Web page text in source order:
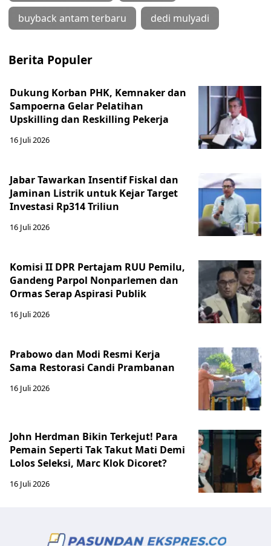
buyback antam terbaru dedi mulyadi
Berita Populer
Dukung Korban PHK, Kemnaker dan
Sampoerna Gelar Pelatihan
Upskilling dan Reskilling Pekerja
16 Juli 2026
Jabar Tawarkan Insentif Fiskal dan
Jaminan Listrik untuk Kejar Target
Investasi Rp314 Triliun
16 Juli 2026
Komisi II DPR Pertajam RUU Pemilu,
Gandeng Parpol Nonparlemen dan
Ormas Serap Aspirasi Publik
16 Juli 2026
Prabowo dan Modi Resmi Kerja
Sama Restorasi Candi Prambanan
16 Juli 2026
John Herdman Bikin Terkejut! Para
Pemain Seperti Tak Takut Mati Demi
Lolos Seleksi, Marc Klok Dicoret?
16 Juli 2026